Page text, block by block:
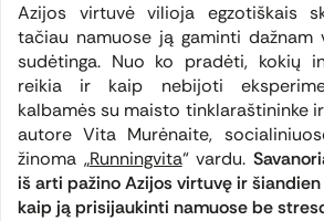
Azijos virtuvė vilioja egzotiškais
tačiau namuose ją gaminti
sudėtinga. Nuo ko pradėti, kokių
reikia ir kaip nebijoti
kalbamės su maisto tinklaraštininke
autore Vita Murėnaite,
žinoma „Runningvita“ vardu.
iš arti pažino Azijos virtuvę ir
kaip ją prisijaukinti namuose be